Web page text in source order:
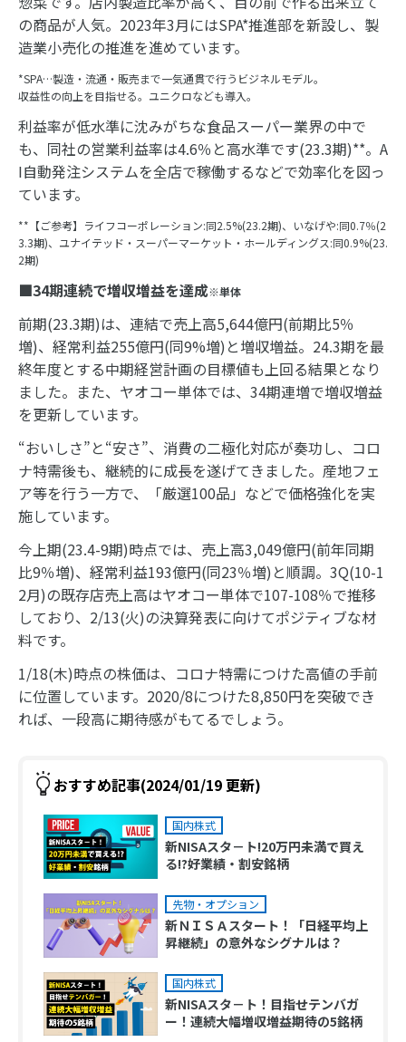
の商品が人気。2023年3月にはSPA*推進部を新設し、製
造業小売化の推進を進めています。
*SPA…製造・流通・販売まで一気通貫で行うビジネルモデル。
収益性の向上を目指せる。ユニクロなども導入。
利益率が低水準に沈みがちな食品スーパー業界の中で
も、同社の営業利益率は4.6％と高水準です(23.3期)**。A
I自動発注システムを全店で稼働するなどで効率化を図っ
ています。
**【ご参考】ライフコーポレーション:同2.5%(23.2期)、いなげや:同0.7％(2
3.3期)、ユナイテッド・スーパーマーケット・ホールディングス:同0.9%(23.
2期)
■34期連続で増収増益を達成※単体
前期(23.3期)は、連結で売上高5,644億円(前期比5％
増)、経常利益255億円(同9%増)と増収増益。24.3期を最
終年度とする中期経営計画の目標値も上回る結果となり
ました。また、ヤオコー単体では、34期連増で増収増益
を更新しています。
“おいしさ”と“安さ”、消費の二極化対応が奏功し、コロ
ナ特需後も、継続的に成長を遂げてきました。産地フェ
ア等を行う一方で、「厳選100品」などで価格強化を実
施しています。
今上期(23.4-9期)時点では、売上高3,049億円(前年同期
比9％増)、経常利益193億円(同23％増)と順調。3Q(10-1
2月)の既存店売上高はヤオコー単体で107-108％で推移
しており、2/13(火)の決算発表に向けてポジティブな材
料です。
1/18(木)時点の株価は、コロナ特需につけた高値の手前
に位置しています。2020/8につけた8,850円を突破でき
れば、一段高に期待感がもてるでしょう。
おすすめ記事(2024/01/19 更新)
国内株式
新NISAスタ－ト!20万円未満で買え
る!?好業績・割安銘柄
先物・オプション
新ＮＩＳＡスタート！「日経平均上
昇継続」の意外なシグナルは？
国内株式
新NISAスタ－ト！目指せテンバガ
ー！連続大幅増収増益期待の5銘柄